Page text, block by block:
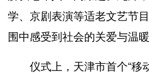
学、京剧表演等适老文艺节
围中感受到社会的关爱与温暖
仪式上，天津市首个“移